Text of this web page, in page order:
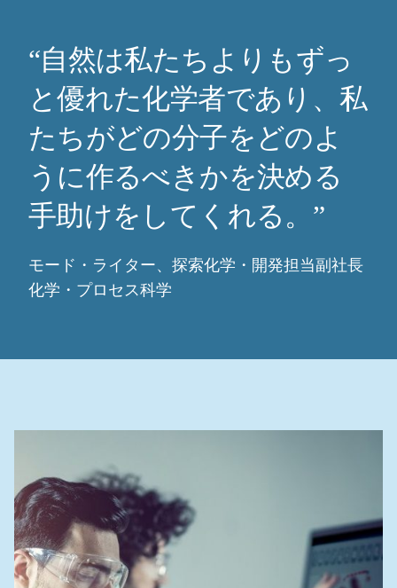
“自然は私たちよりもずっ
と優れた化学者であり、私
たちがどの分子をどのよ
うに作るべきかを決める
手助けをしてくれる。”
モード・ライター、探索化学・開発担当副社長
化学・プロセス科学